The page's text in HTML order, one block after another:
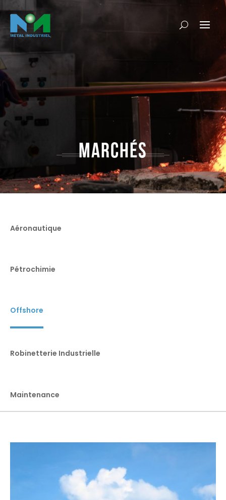
MARCHÉS
Aéronautique
Pétrochimie
Offshore
Robinetterie Industrielle
Maintenance